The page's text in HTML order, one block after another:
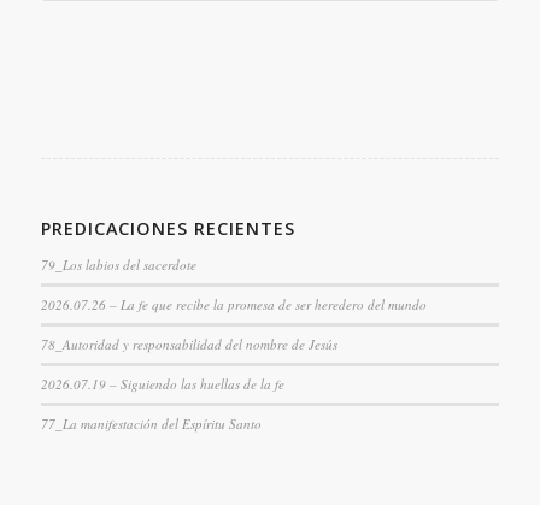
PREDICACIONES RECIENTES
79_Los labios del sacerdote
2026.07.26 – La fe que recibe la promesa de ser heredero del mundo
78_Autoridad y responsabilidad del nombre de Jesús
2026.07.19 – Siguiendo las huellas de la fe
77_La manifestación del Espíritu Santo